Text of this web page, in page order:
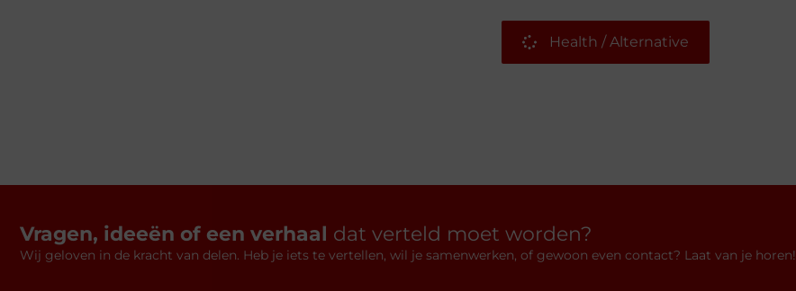
Health / Alternative
Vragen, ideeën of een verhaal dat verteld moet worden?
Wij geloven in de kracht van delen. Heb je iets te vertellen, wil je samenwerken, of gewoon even contact? Laat van je horen!